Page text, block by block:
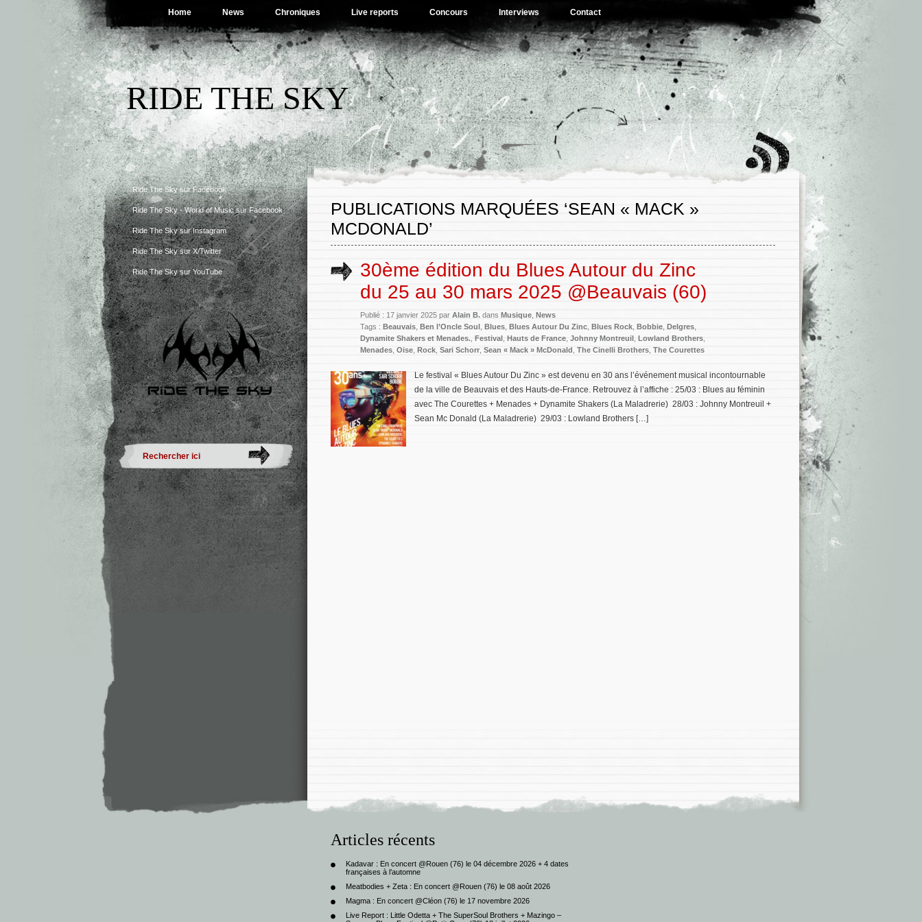
Home News Chroniques Live reports Concours Interviews Contact
RIDE THE SKY
Ride The Sky sur Facebook
Ride The Sky - World of Music sur Facebook
Ride The Sky sur Instagram
Ride The Sky sur X/Twitter
Ride The Sky sur YouTube
PUBLICATIONS MARQUÉES ‘SEAN « MACK »
MCDONALD’
30ème édition du Blues Autour du Zinc
du 25 au 30 mars 2025 @Beauvais (60)
Publié : 17 janvier 2025 par Alain B. dans Musique News
Tags : Beauvais Ben l’Oncle Soul Blues Blues Autour Du Zinc Blues Rock Bobbie Delgres
Dynamite Shakers et Menades. Festival Hauts de France Johnny Montreuil Lowland Brothers
Menades Oise Rock Sari Schorr Sean « Mack » McDonald The Cinelli Brothers The Courettes
Le festival « Blues Autour Du Zinc » est devenu en 30 ans l’événement musical incontournable
de la ville de Beauvais et des Hauts-de-France. Retrouvez à l’affiche : 25/03 : Blues au féminin
avec The Courettes + Menades + Dynamite Shakers (La Maladrerie) 28/03 : Johnny Montreuil +
Sean Mc Donald (La Maladrerie) 29/03 : Lowland Brothers […]
Articles récents
Kadavar : En concert @Rouen (76) le 04 décembre 2026 + 4 dates
françaises à l’automne
Meatbodies + Zeta : En concert @Rouen (76) le 08 août 2026
Magma : En concert @Cléon (76) le 17 novembre 2026
Live Report : Little Odetta + The SuperSoul Brothers + Mazingo –